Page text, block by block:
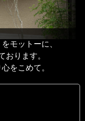
モットーに、
おります。
をこめて。